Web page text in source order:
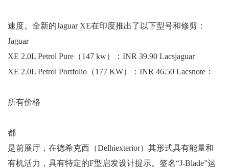
速度。全新的Jaguar XE在印度推出了以下型号和修剪：
Jaguar
XE 2.0L Petrol Pure（147 kw）：INR 39.90 Lacsjaguar
XE 2.0L Petrol Portfolio（177 KW）：INR 46.50 Lacsnote：
所有价格
都
是前展厅，在德希克西（Delhiexterior）其形式具有能量和
有机活力，具有特定的F型启发设计提示。签名“J-Blade”运